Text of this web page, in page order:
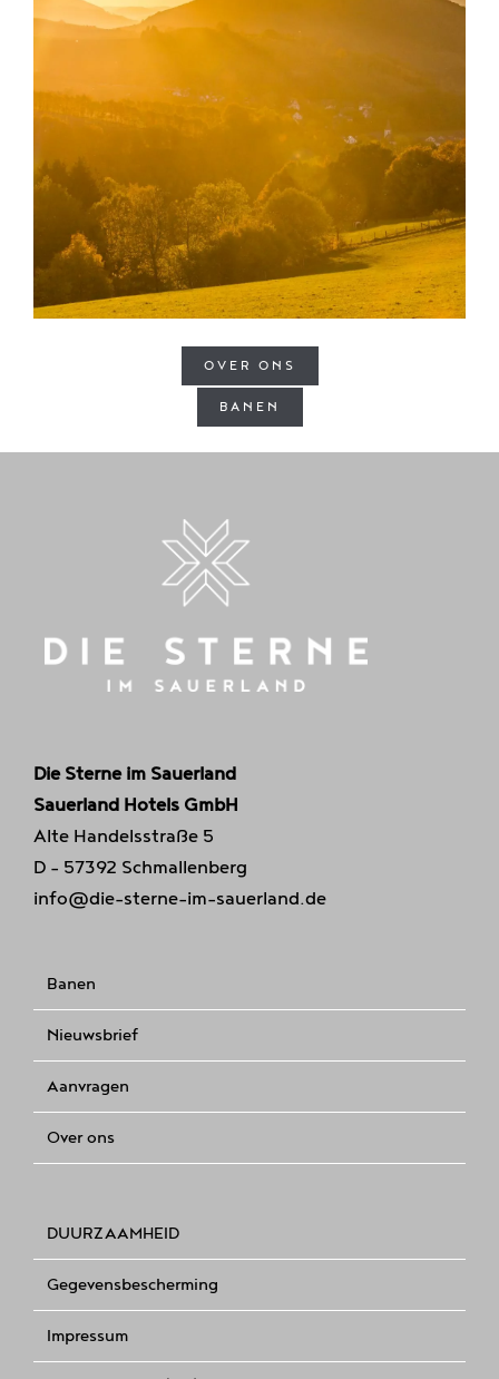
OVER ONS
BANEN
Die Sterne im Sauerland
Sauerland Hotels GmbH
Alte Handelsstraße 5
D - 57392 Schmallenberg
info@die-sterne-im-sauerland.de
Banen
Nieuwsbrief
Aanvragen
Over ons
DUURZAAMHEID
Gegevensbescherming
Impressum